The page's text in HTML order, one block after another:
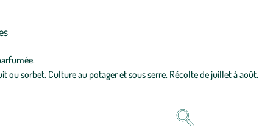
ou sorbet. Culture au potager et sous serre. Récolte de juillet à août.